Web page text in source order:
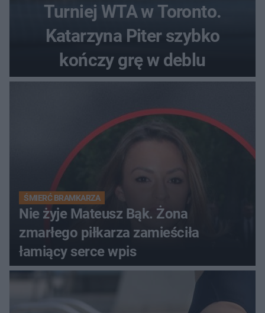
Turniej WTA w Toronto.
Katarzyna Piter szybko
kończy grę w deblu
ŚMIERĆ BRAMKARZA
Nie żyje Mateusz Bąk. Żona
zmarłego piłkarza zamieściła
łamiący serce wpis